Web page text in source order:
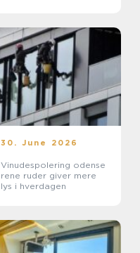
30. June 2026
Vinudespolering odense
rene ruder giver mere
lys i hverdagen